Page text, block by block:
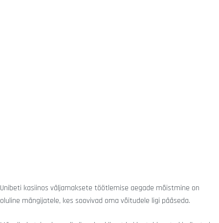
Unibeti kasiinos väljamaksete töötlemise aegade mõistmine on
oluline mängijatele, kes soovivad oma võitudele ligi pääseda.